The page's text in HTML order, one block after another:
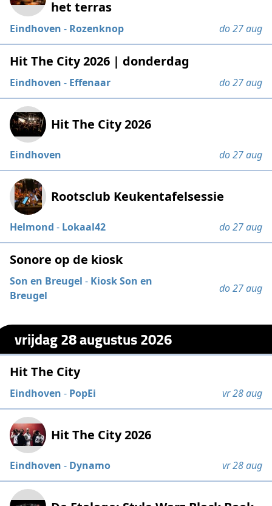
het terras
Eindhoven - Rozenknop do 27 aug
Hit The City 2026 | donderdag
Eindhoven - Effenaar do 27 aug
Hit The City 2026
Eindhoven do 27 aug
Rootsclub Keukentafelsessie
Helmond - Lokaal42 do 27 aug
Sonore op de kiosk
Son en Breugel - Kiosk Son en
Breugel
do 27 aug
vrijdag 28 augustus 2026
Hit The City
Eindhoven - PopEi vr 28 aug
Hit The City 2026
Eindhoven - Dynamo vr 28 aug